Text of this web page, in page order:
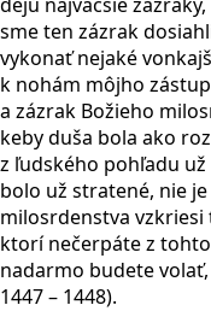
sme ten zázrak
vykonať nejaké
k nohám môjho
a zázrak Božieho
keby duša bola ako
z ľudského pohľadu
bolo už stratené, nie
milosrdenstva vzkriesi
ktorí nečerpáte z
nadarmo budete
1447 – 1448).